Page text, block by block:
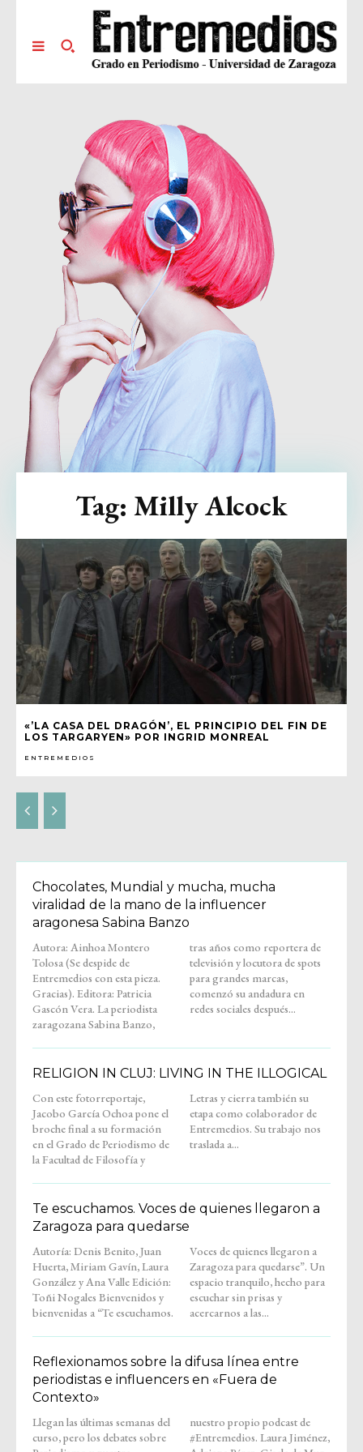
«’LA CASA DEL DRAGÓN’, EL PRINCIPIO DEL FIN DE
LOS TARGARYEN» POR INGRID MONREAL
ENTREMEDIOS
Tag: Milly Alcock
Chocolates, Mundial y mucha, mucha
viralidad de la mano de la influencer
aragonesa Sabina Banzo
Autora: Ainhoa Montero
Tolosa (Se despide de
Entremedios con esta pieza.
Gracias). Editora: Patricia
Gascón Vera. La periodista
zaragozana Sabina Banzo,
tras años como reportera de
televisión y locutora de spots
para grandes marcas,
comenzó su andadura en
redes sociales después...
RELIGION IN CLUJ: LIVING IN THE ILLOGICAL
Con este fotorreportaje,
Jacobo García Ochoa pone el
broche final a su formación
en el Grado de Periodismo de
la Facultad de Filosofía y
Letras y cierra también su
etapa como colaborador de
Entremedios. Su trabajo nos
traslada a...
Te escuchamos. Voces de quienes llegaron a
Zaragoza para quedarse
Autoría: Denis Benito, Juan
Huerta, Miriam Gavín, Laura
González y Ana Valle Edición:
Toñi Nogales Bienvenidos y
bienvenidas a “Te escuchamos.
Voces de quienes llegaron a
Zaragoza para quedarse”. Un
espacio tranquilo, hecho para
escuchar sin prisas y
acercarnos a las...
Reflexionamos sobre la difusa línea entre
periodistas e influencers en «Fuera de
Contexto»
Llegan las últimas semanas del
curso, pero los debates sobre
nuestro propio podcast de
#Entremedios. Laura Jiménez,